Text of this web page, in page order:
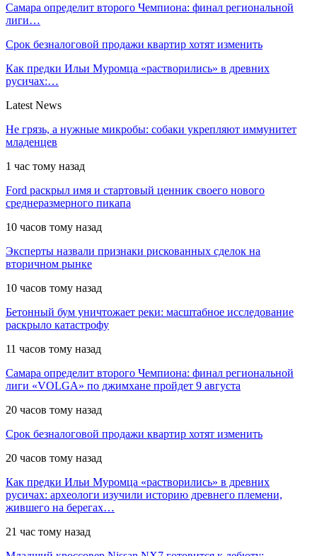
Самара определит второго Чемпиона: финал региональной
лиги…
Срок безналоговой продажи квартир хотят изменить
Как предки Ильи Муромца «растворились» в древних
русичах:…
Latest News
Не грязь, а нужные микробы: собаки укрепляют иммунитет
младенцев
1 час тому назад
Ford раскрыл имя и стартовый ценник своего нового
среднеразмерного пикапа
10 часов тому назад
Эксперты назвали признаки рискованных сделок на
вторичном рынке
10 часов тому назад
Бетонный бум уничтожает реки: масштабное исследование
раскрыло катастрофу
11 часов тому назад
Самара определит второго Чемпиона: финал региональной
лиги «VOLGA» по джимхане пройдет 9 августа
20 часов тому назад
Срок безналоговой продажи квартир хотят изменить
20 часов тому назад
Как предки Ильи Муромца «растворились» в древних
русичах: археологи изучили историю древнего племени,
жившего на берегах…
21 час тому назад